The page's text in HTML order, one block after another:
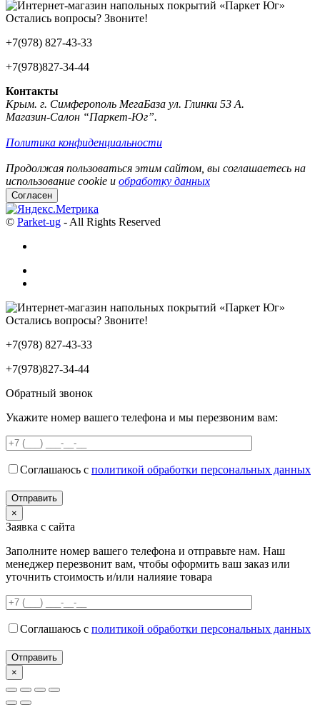
Остались вопросы? Звоните!
+7(978) 827-43-33
+7(978)827-34-44
Контакты
Крым. г. Симферополь МегаБаза ул. Глинки 53 А.
Магазин-Салон “Паркет-Юг”.
Политика конфиденциальности
Продолжая пользоваться этим сайтом, вы соглашаетесь на
использование cookie и обработку данных
Согласен
© Parket-ug - All Rights Reserved
Остались вопросы? Звоните!
+7(978) 827-43-33
+7(978)827-34-44
Обратный звонок
Укажите номер вашего телефона и мы перезвоним вам:
Соглашаюсь с политикой обработки персональных данных
×
Заявка с сайта
Заполните номер вашего телефона и отправьте нам. Наш
менеджер перезвонит вам, чтобы оформить ваш заказ или
уточнить стоимость и/или налияие товара
Соглашаюсь с политикой обработки персональных данных
×